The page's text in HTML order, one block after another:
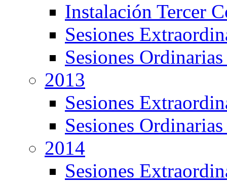
Instalación Tercer
Sesiones
Sesiones
2013
Sesiones
Sesiones
2014
Sesiones